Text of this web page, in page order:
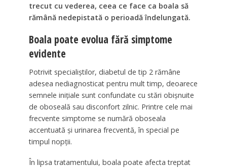
trecut cu vederea, ceea ce face ca boala să
rămână nedepistată o perioadă îndelungată.
Boala poate evolua fără simptome
evidente
Potrivit specialiștilor, diabetul de tip 2 rămâne
adesea nediagnosticat pentru mult timp, deoarece
semnele inițiale sunt confundate cu stări obișnuite
de oboseală sau disconfort zilnic. Printre cele mai
frecvente simptome se numără oboseala
accentuată și urinarea frecventă, în special pe
timpul nopții.
În lipsa tratamentului, boala poate afecta treptat